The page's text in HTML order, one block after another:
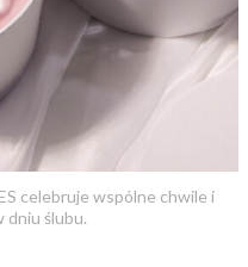
celebruje wspólne chwile i
dniu ślubu.